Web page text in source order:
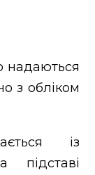
надаються
з обліком
із
підставі